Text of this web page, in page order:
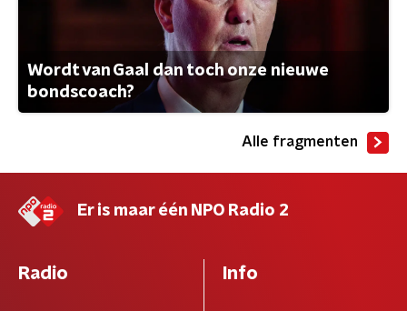
Wordt van Gaal dan toch onze nieuwe
bondscoach?
Alle fragmenten
Er is maar één NPO Radio 2
Radio Info